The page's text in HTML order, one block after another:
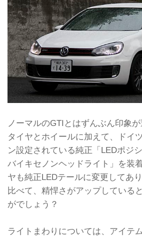
ノーマルのGTIとはずんぶん印象
タイヤとホイールに加えて、ドイ
ン設定されている純正「LEDポジ
バイキセノンヘッドライト」を装
ヤも純正LEDテールに変更してあ
比べて、精悍さがアップしている
がでしょう？
ライトまわりについては、アイテ